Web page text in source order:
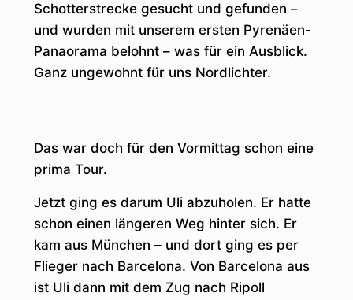
Schotterstrecke gesucht und gefunden –
und wurden mit unserem ersten Pyrenäen-
Panaorama belohnt – was für ein Ausblick.
Ganz ungewohnt für uns Nordlichter.
Das war doch für den Vormittag schon eine
prima Tour.
Jetzt ging es darum Uli abzuholen. Er hatte
schon einen längeren Weg hinter sich. Er
kam aus München – und dort ging es per
Flieger nach Barcelona. Von Barcelona aus
ist Uli dann mit dem Zug nach Ripoll